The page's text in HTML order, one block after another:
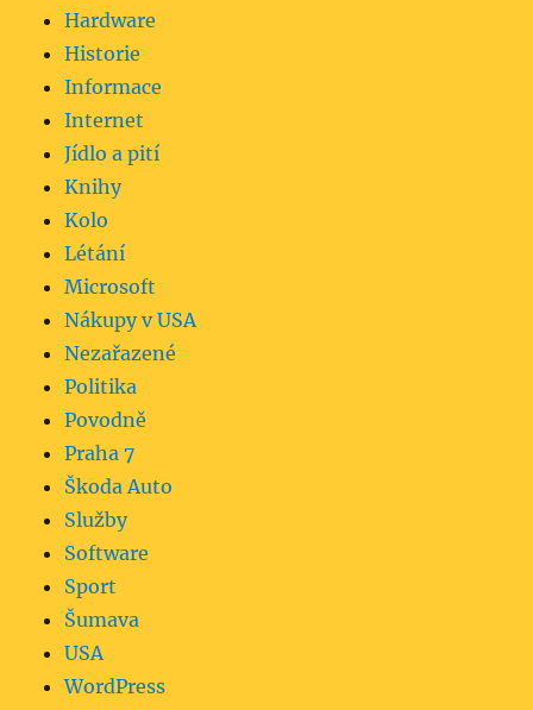
Hardware
Historie
Informace
Internet
Jídlo a pití
Knihy
Kolo
Létání
Microsoft
Nákupy v USA
Nezařazené
Politika
Povodně
Praha 7
Škoda Auto
Služby
Software
Sport
Šumava
USA
WordPress